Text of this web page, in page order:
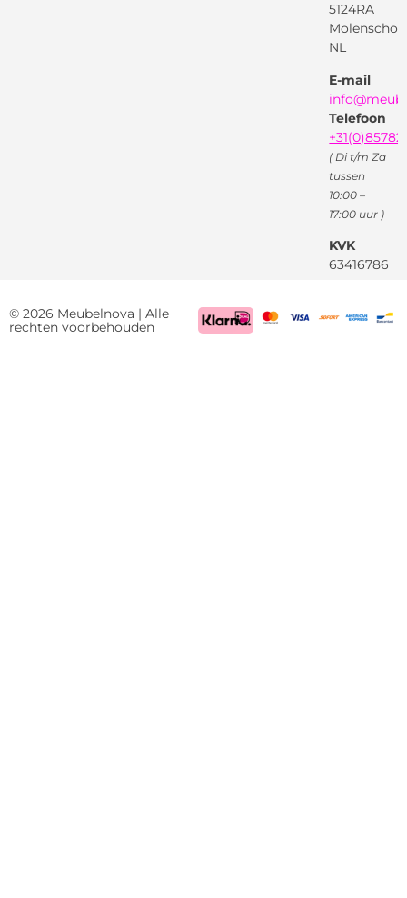
Garantievoorwaarden
Privacybeleid
5124RA
Molenschot
NL
E-mail
Telefoon
( Di t/m Za
tussen
10:00 –
17:00 uur )
KVK
63416786
© 2026 Meubelnova | Alle
rechten voorbehouden